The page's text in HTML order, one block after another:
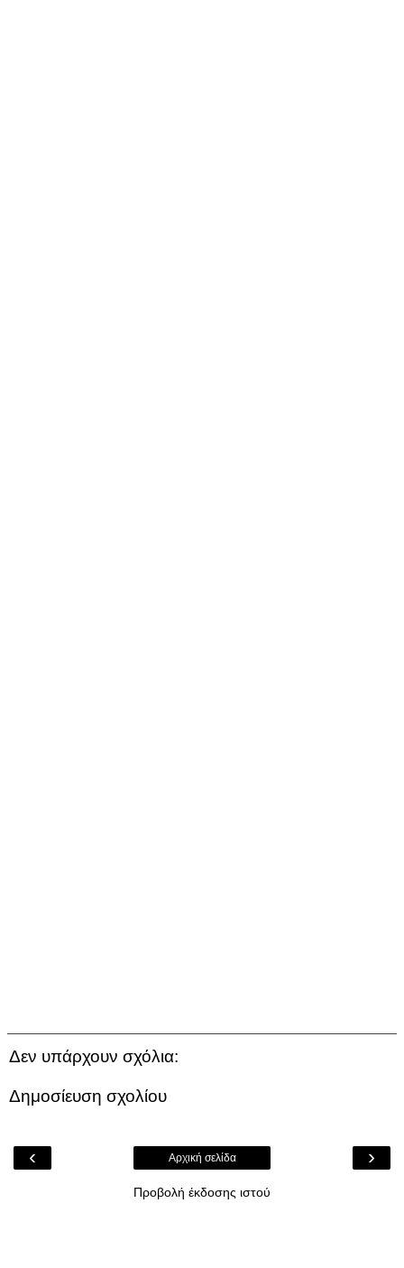
Δεν υπάρχουν σχόλια:
Δημοσίευση σχολίου
‹ ›
Αρχική σελίδα
Προβολή έκδοσης ιστού